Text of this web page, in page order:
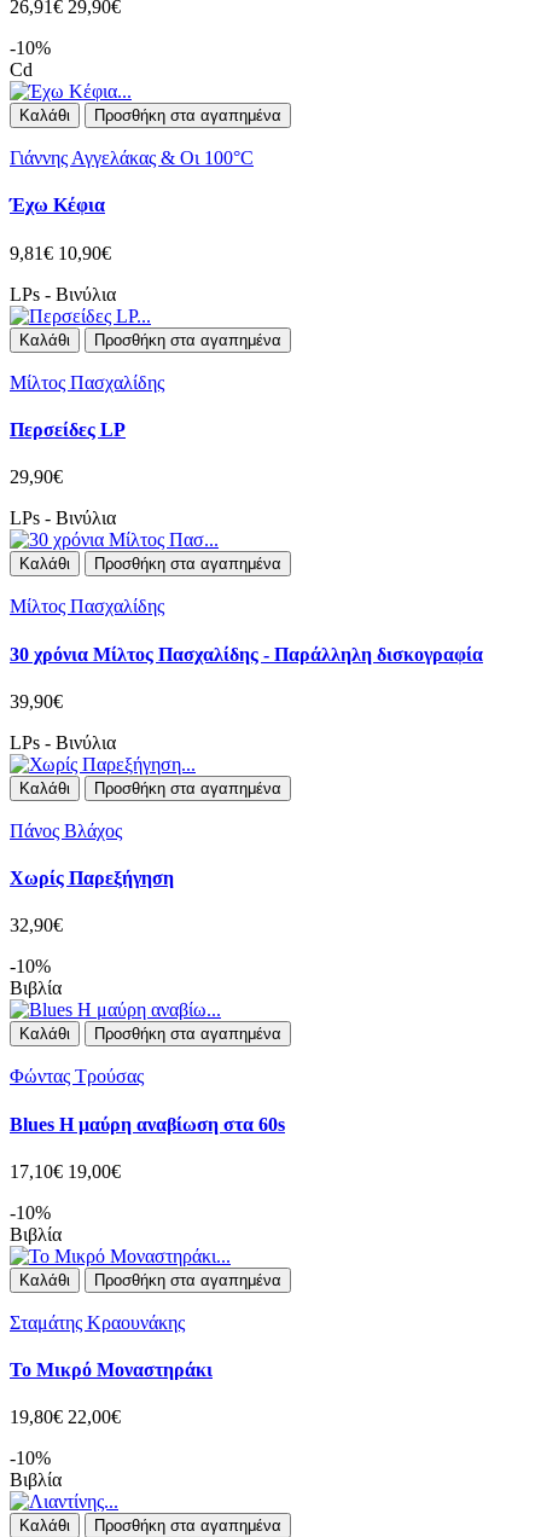
26,91€ 29,90€
-10%
Cd
Καλάθι Προσθήκη στα αγαπημένα
Γιάννης Αγγελάκας & Οι 100°C
Έχω Κέφια
9,81€ 10,90€
LPs - Βινύλια
Καλάθι Προσθήκη στα αγαπημένα
Μίλτος Πασχαλίδης
Περσείδες LP
29,90€
LPs - Βινύλια
Καλάθι Προσθήκη στα αγαπημένα
Μίλτος Πασχαλίδης
30 χρόνια Μίλτος Πασχαλίδης - Παράλληλη δισκογραφία
39,90€
LPs - Βινύλια
Καλάθι Προσθήκη στα αγαπημένα
Πάνος Βλάχος
Χωρίς Παρεξήγηση
32,90€
-10%
Βιβλία
Καλάθι Προσθήκη στα αγαπημένα
Φώντας Τρούσας
Blues Η μαύρη αναβίωση στα 60s
17,10€ 19,00€
-10%
Βιβλία
Καλάθι Προσθήκη στα αγαπημένα
Σταμάτης Κραουνάκης
Το Μικρό Μοναστηράκι
19,80€ 22,00€
-10%
Βιβλία
Καλάθι Προσθήκη στα αγαπημένα